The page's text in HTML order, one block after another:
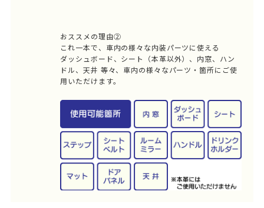
おススメの理由②
これ一本で、車内の様々な内装パーツに使える
ダッシュボード、シート（本革以外）、内窓、ハン
ドル、天井 等々、車内の様々なパーツ・箇所にご使
用いただけます。